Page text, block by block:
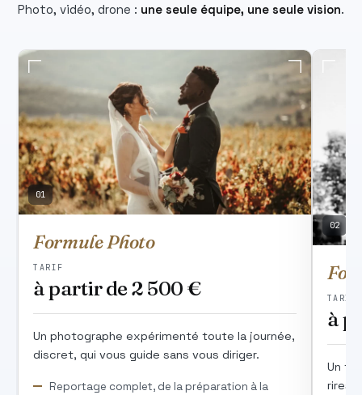
Photo, vidéo, drone : une seule équipe, une seule vision.
01
Formule Photo
TARIF
à partir de 2 500 €
Un photographe expérimenté toute la journée,
discret, qui vous guide sans vous diriger.
Reportage complet, de la préparation à la
02
TARIF
à
Un
rires.